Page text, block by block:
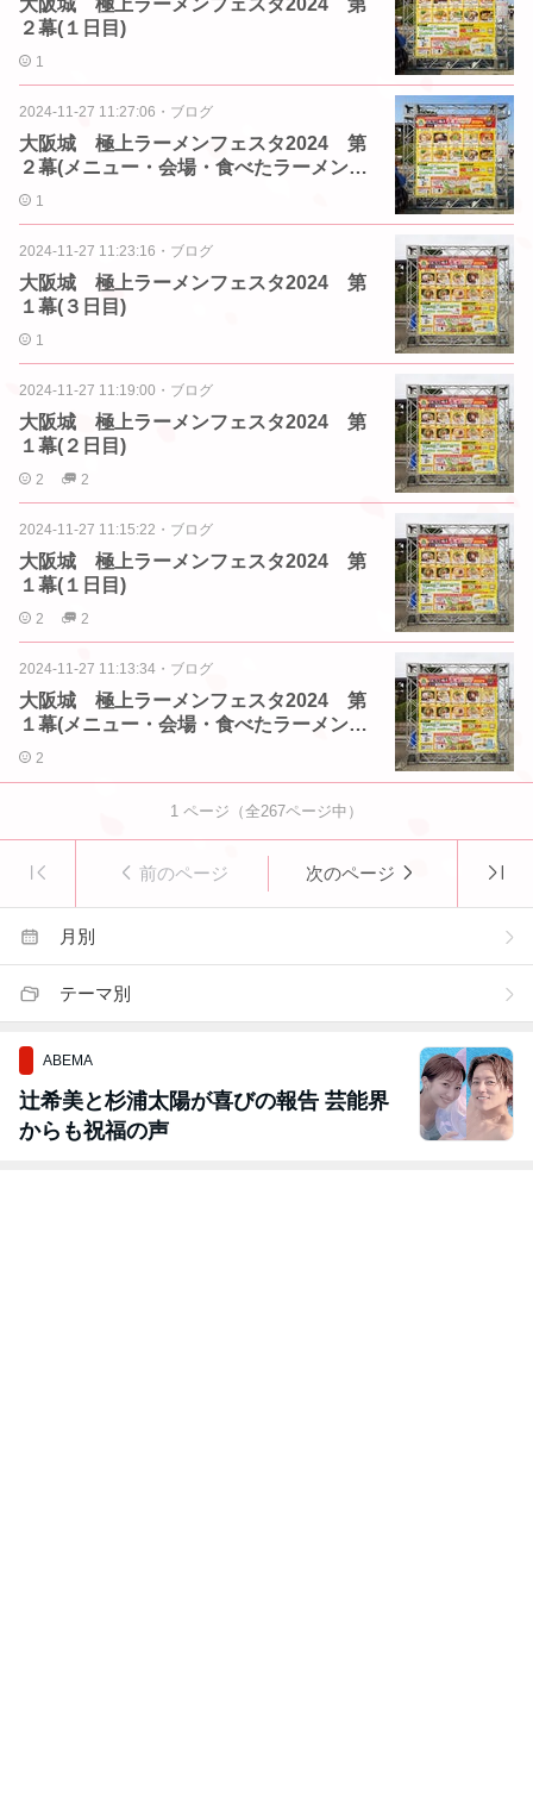
２幕(１日目)
1
2024-11-27 11:27:06 ・ ブログ
大阪城 極上ラーメンフェスタ2024 第
２幕(メニュー・会場・食べたラーメンリ
スト)
1
2024-11-27 11:23:16 ・ ブログ
大阪城 極上ラーメンフェスタ2024 第
１幕(３日目)
1
2024-11-27 11:19:00 ・ ブログ
大阪城 極上ラーメンフェスタ2024 第
１幕(２日目)
2 2
2024-11-27 11:15:22 ・ ブログ
大阪城 極上ラーメンフェスタ2024 第
１幕(１日目)
2 2
2024-11-27 11:13:34 ・ ブログ
大阪城 極上ラーメンフェスタ2024 第
１幕(メニュー・会場・食べたラーメンリ
スト)
2
1 ページ（全267ページ中）
前のページ 次のページ
月別
テーマ別
ABEMA
辻希美と杉浦太陽が喜びの報告 芸能界
からも祝福の声